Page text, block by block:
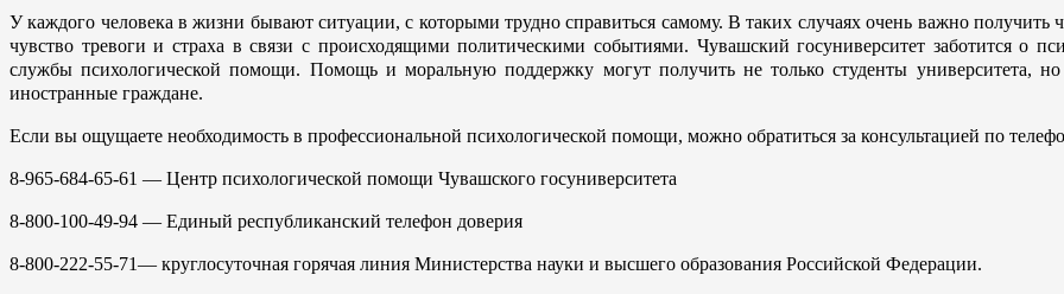
У каждого человека в жизни бывают ситуации, с которыми трудно справиться самому. В таких случаях очень важно
чувство тревоги и страха в связи с происходящими политическими событиями. Чувашский госуниверситет заботится о
службы психологической помощи. Помощь и моральную поддержку могут получить не только студенты университета,
иностранные граждане.
Если вы ощущаете необходимость в профессиональной психологической помощи, можно обратиться за консультацией по
8-965-684-65-61 — Центр психологической помощи Чувашского госуниверситета
8-800-100-49-94 — Единый республиканский телефон доверия
8-800-222-55-71— круглосуточная горячая линия Министерства науки и высшего образования Российской Федерации.